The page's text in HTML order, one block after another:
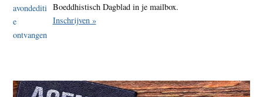
Boeddhistisch Dagblad in je mailbox.
Inschrijven »